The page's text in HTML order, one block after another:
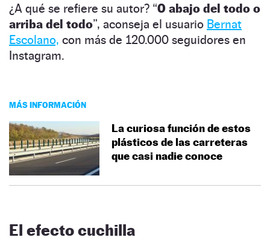
¿A qué se refiere su autor? “O abajo del todo o
arriba del todo”, aconseja el usuario Bernat
Escolano, con más de 120.000 seguidores en
Instagram.
MÁS INFORMACIÓN
La curiosa función de estos
plásticos de las carreteras
que casi nadie conoce
El efecto cuchilla